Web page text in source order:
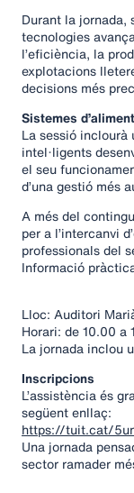
Durant la jornada,
tecnologies
l’eficiència, la
explotacions
decisions més
Sistemes
La sessió inclourà
intel·ligents
el seu
d’una gestió més
A més del
per a l’intercanvi
professionals del
Informació
Lloc: Auditori
Horari: de 10.00 a
La jornada inclou
Inscripcions
L’assistència és
següent enllaç:
https://tuit.cat/
Una jornada
sector ramader